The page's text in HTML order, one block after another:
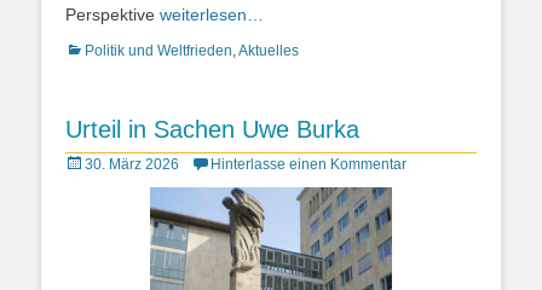
Perspektive weiterlesen…
Kategorien
Politik und Weltfrieden,Aktuelles
Urteil in Sachen Uwe Burka
Posted30. März 2026 Hinterlasse einen Kommentar